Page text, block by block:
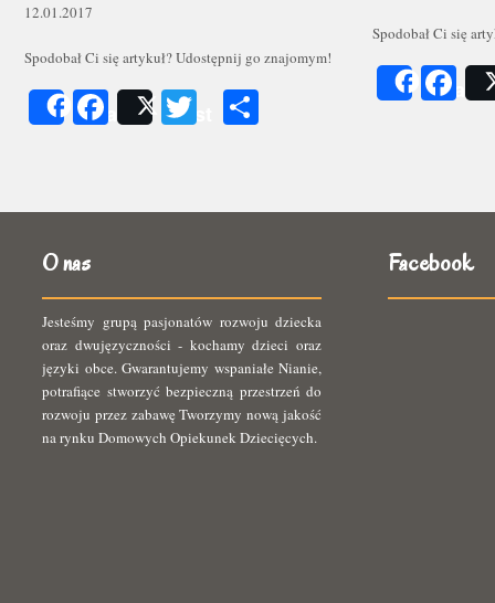
12.01.2017
Spodobał Ci się artykuł? Udostępnij go znajomym!
ShareFacebook
Post Twitter
Spodobał Ci się
Share
O nas
Jesteśmy grupą pasjonatów rozwoju dziecka
oraz dwujęzyczności - kochamy dzieci oraz
języki obce. Gwarantujemy wspaniałe Nianie,
potrafiące stworzyć bezpieczną przestrzeń do
rozwoju przez zabawę Tworzymy nową jakość
na rynku Domowych Opiekunek Dziecięcych.
Facebook